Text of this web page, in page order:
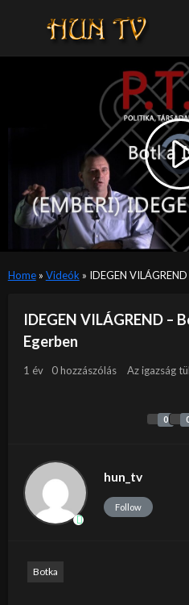
Video
Player
is
Home» Videók » IDEGEN
IDEGEN VILÁGREND –
Egerben
1 év 0 hozzászólás Az igazság
0
hun_tv
Follow
Botka